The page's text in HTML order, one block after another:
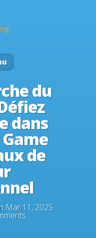
du
dans
de
Mar 11, 2025